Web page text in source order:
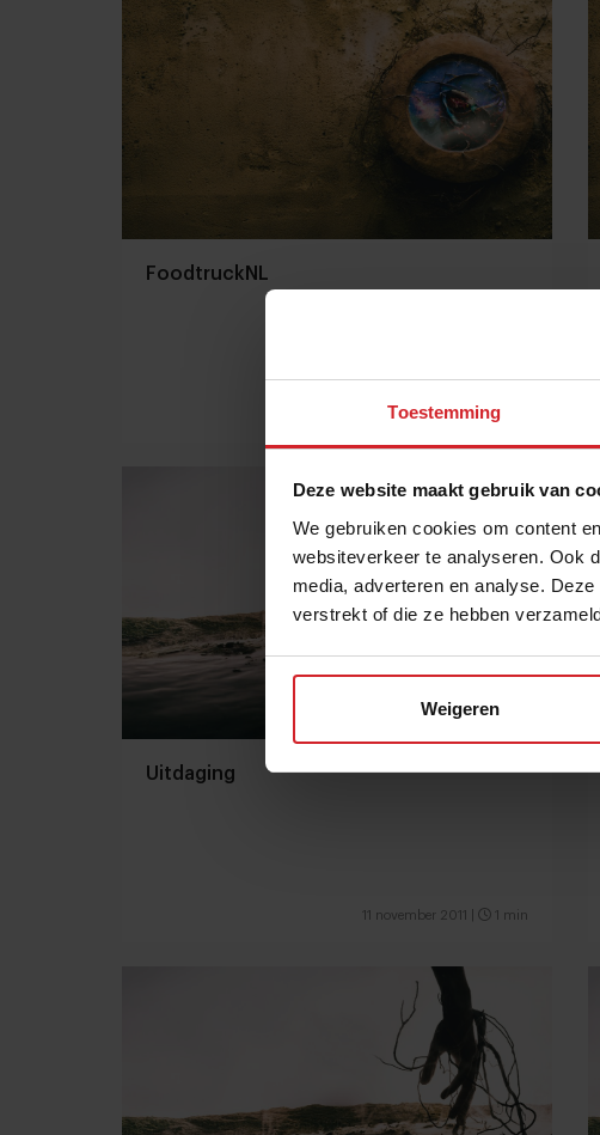
Toestemming
Deze website maakt gebruik van
We gebruiken cookies om content
websiteverkeer te analyseren. Ook
media, adverteren en analyse.
verstrekt of die ze hebben
Weigeren
FoodtruckNL
14 november 2011| 1 min
Uitdaging
11 november 2011 1 min